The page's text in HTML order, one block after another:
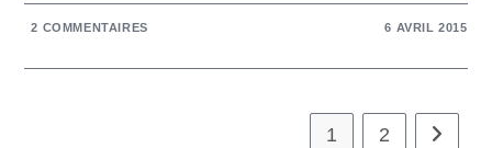
2 COMMENTAIRES 6 AVRIL 2015
1 2 Aller à